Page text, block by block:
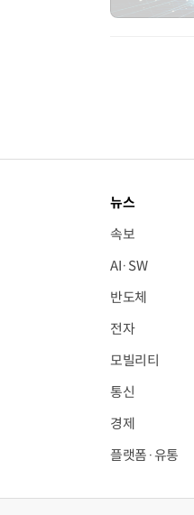
뉴스
속보
AI·SW
반도체
전자
모빌리티
통신
경제
플랫폼·유통